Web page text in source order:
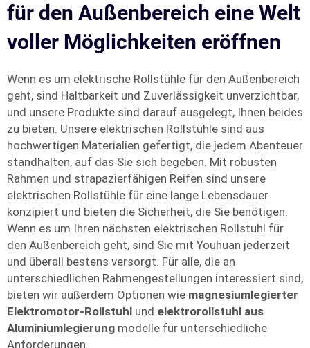
für den Außenbereich eine Welt
voller Möglichkeiten eröffnen
Wenn es um elektrische Rollstühle für den Außenbereich
geht, sind Haltbarkeit und Zuverlässigkeit unverzichtbar,
und unsere Produkte sind darauf ausgelegt, Ihnen beides
zu bieten. Unsere elektrischen Rollstühle sind aus
hochwertigen Materialien gefertigt, die jedem Abenteuer
standhalten, auf das Sie sich begeben. Mit robusten
Rahmen und strapazierfähigen Reifen sind unsere
elektrischen Rollstühle für eine lange Lebensdauer
konzipiert und bieten die Sicherheit, die Sie benötigen.
Wenn es um Ihren nächsten elektrischen Rollstuhl für
den Außenbereich geht, sind Sie mit Youhuan jederzeit
und überall bestens versorgt. Für alle, die an
unterschiedlichen Rahmengestellungen interessiert sind,
bieten wir außerdem Optionen wie magnesiumlegierter
Elektromotor-Rollstuhl und elektrorollstuhl aus
Aluminiumlegierung modelle für unterschiedliche
Anforderungen.